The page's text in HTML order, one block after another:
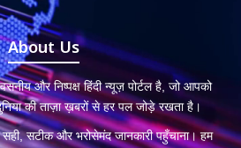
About Us
और निष्पक्ष हिंदी न्यूज़ पोर्टल है, जो आपको
की ताज़ा ख़बरों से हर पल जोड़े रखता है।
सटीक और भरोसेमंद जानकारी पहुँचाना। हम